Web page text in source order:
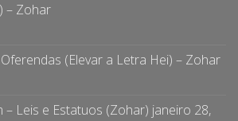
– Zohar
(Elevar a Letra Hei) – Zohar
– Leis e Estatuos (Zohar) janeiro 28,